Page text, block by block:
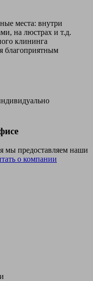
места: внутри
на люстрах и т.д.
клининга
благоприятным
мы предоставляем наши
о компании